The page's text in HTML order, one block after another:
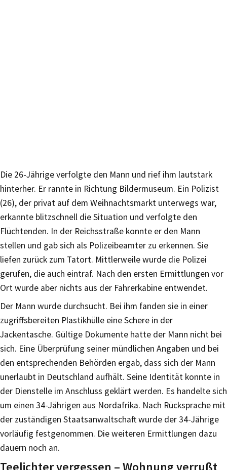
Die 26-Jährige verfolgte den Mann und rief ihm lautstark
hinterher. Er rannte in Richtung Bildermuseum. Ein Polizist
(26), der privat auf dem Weihnachtsmarkt unterwegs war,
erkannte blitzschnell die Situation und verfolgte den
Flüchtenden. In der Reichsstraße konnte er den Mann
stellen und gab sich als Polizeibeamter zu erkennen. Sie
liefen zurück zum Tatort. Mittlerweile wurde die Polizei
gerufen, die auch eintraf. Nach den ersten Ermittlungen vor
Ort wurde aber nichts aus der Fahrerkabine entwendet.
Der Mann wurde durchsucht. Bei ihm fanden sie in einer
zugriffsbereiten Plastikhülle eine Schere in der
Jackentasche. Gültige Dokumente hatte der Mann nicht bei
sich. Eine Überprüfung seiner mündlichen Angaben und bei
den entsprechenden Behörden ergab, dass sich der Mann
unerlaubt in Deutschland aufhält. Seine Identität konnte in
der Dienstelle im Anschluss geklärt werden. Es handelte sich
um einen 34-Jährigen aus Nordafrika. Nach Rücksprache mit
der zuständigen Staatsanwaltschaft wurde der 34-Jährige
vorläufig festgenommen. Die weiteren Ermittlungen dazu
dauern noch an.
Teelichter vergessen – Wohnung verrußt